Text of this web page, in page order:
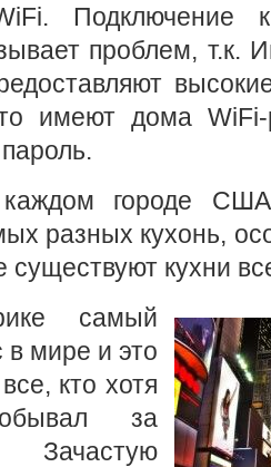
Подключение
проблем, т.к.
имеют дома
городе США
разных кухонь,
существуют кухни
самый
мире и это
кто хотя
за